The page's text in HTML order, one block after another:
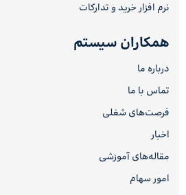
نرم افزار خرید و تدارکات
همکاران سیستم
درباره ما
تماس با ما
فرصت‌های شغلی
اخبار
مقاله‌های آموزشی
امور سهام